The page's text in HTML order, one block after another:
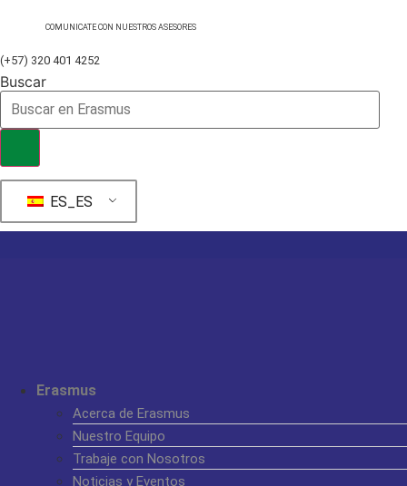
contenido
COMUNICATE CON NUESTROS ASESORES
(+57) 320 401 4252
Buscar
ES_ES
Erasmus
Acerca de Erasmus
Nuestro Equipo
Trabaje con Nosotros
Noticias y Eventos